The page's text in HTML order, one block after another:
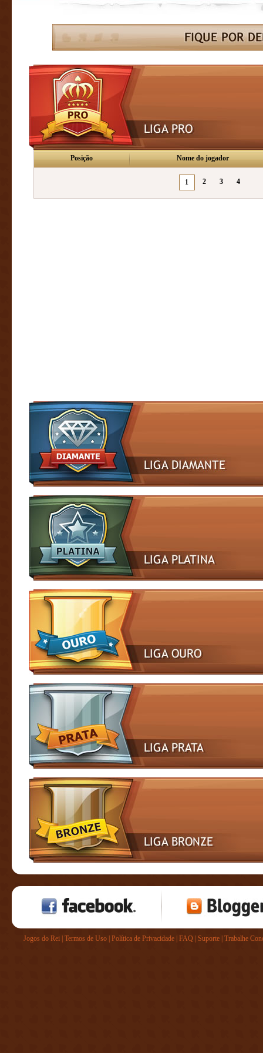
Posição Nome do jogador
1 2 3 4
Jogos do Rei| Termos de Uso| Política de Privacidade| FAQ Suporte| Trabalhe